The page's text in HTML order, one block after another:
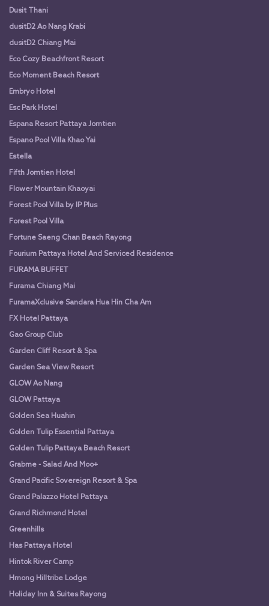
Dusit Thani
dusitD2 Ao Nang Krabi
dusitD2 Chiang Mai
Eco Cozy Beachfront Resort
Eco Moment Beach Resort
Embryo Hotel
Esc Park Hotel
Espana Resort Pattaya Jomtien
Espano Pool Villa Khao Yai
Estella
Fifth Jomtien Hotel
Flower Mountain Khaoyai
Forest Pool Villa by IP Plus
Forest Pool Villa
Fortune Saeng Chan Beach Rayong
Fourium Pattaya Hotel And Serviced Residence
FURAMA BUFFET
Furama Chiang Mai
FuramaXclusive Sandara Hua Hin Cha Am
FX Hotel Pattaya
Gao Group Club
Garden Cliff Resort & Spa
Garden Sea View Resort
GLOW Ao Nang
GLOW Pattaya
Golden Sea Huahin
Golden Tulip Essential Pattaya
Golden Tulip Pattaya Beach Resort
Grabme - Salad And Moo+
Grand Pacific Sovereign Resort & Spa
Grand Palazzo Hotel Pattaya
Grand Richmond Hotel
Greenhills
Has Pattaya Hotel
Hintok River Camp
Hmong Hilltribe Lodge
Holiday Inn & Suites Rayong